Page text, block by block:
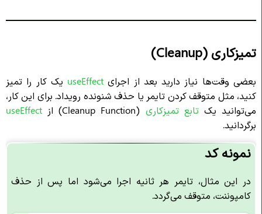
تمیزکاری (Cleanup)
بعضی وقت‌ها نیاز دارید بعد از اجرای useEffect یک کار را تمیز
کنید، مثل متوقف کردن تایمر یا حذف شنونده رویداد. برای این کار،
می‌توانید یکتابع تمیزکاری (Cleanup Function) از
useEffect
برگردانید.
نمونه کد
در این مثال، تایمر هر ثانیه اجرا می‌شود اما پس از حذف
کامپوننت، متوقف می‌گردد.